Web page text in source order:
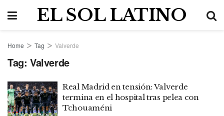
EL SOL LATINO
Home Tag Valverde
Tag: Valverde
Real Madrid en tensión: Valverde
termina en el hospital tras pelea con
Tchouaméni